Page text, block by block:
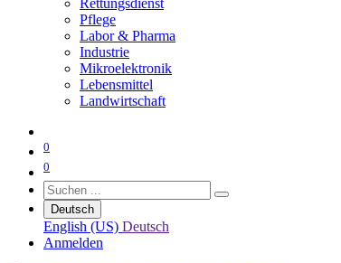
Rettungsdienst
Pflege
Labor & Pharma
Industrie
Mikroelektronik
Lebensmittel
Landwirtschaft
0
0
Deutsch
English (US) Deutsch
Anmelden